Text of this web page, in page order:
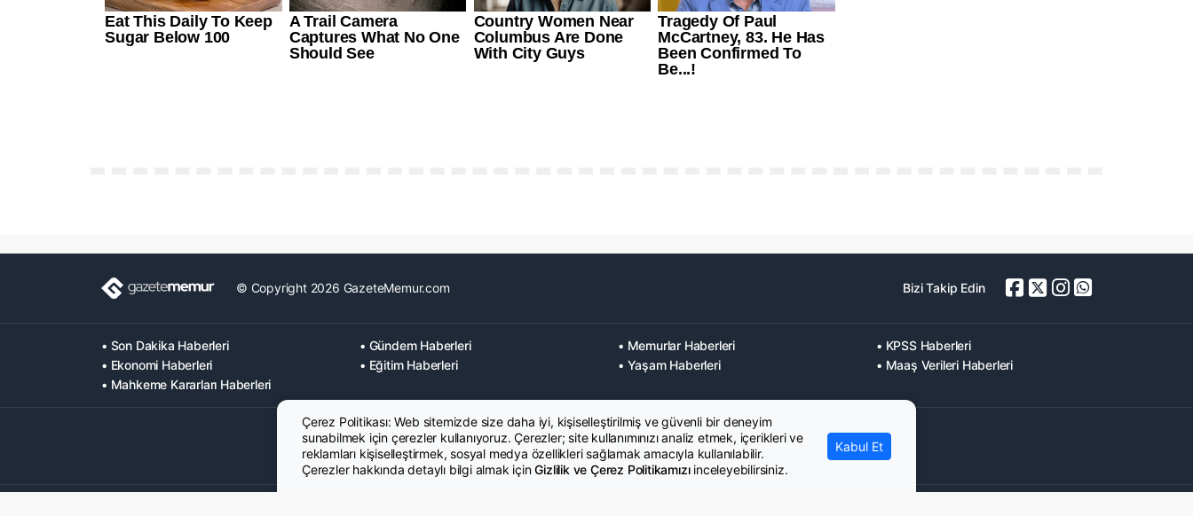
© Copyright 2026 GazeteMemur.com Bizi Takip Edin
• Son Dakika Haberleri • Gündem Haberleri • Memurlar Haberleri
• KPSS Haberleri
• Ekonomi Haberleri
• Eğitim Haberleri • Yaşam Haberleri
• Maaş Verileri Haberleri
• Mahkeme Kararları Haberleri
Çerez Politikası: Web sitemizde size daha iyi, kişiselleştirilmiş ve güvenli bir deneyim
sunabilmek için çerezler kullanıyoruz. Çerezler; site kullanımınızı analiz etmek, içerikleri ve
reklamları kişiselleştirmek, sosyal medya özellikleri sağlamak amacıyla kullanılabilir.
Çerezler hakkında detaylı bilgi almak içinGizlilik ve Çerez Politikamızıinceleyebilirsiniz.
Kabul Et